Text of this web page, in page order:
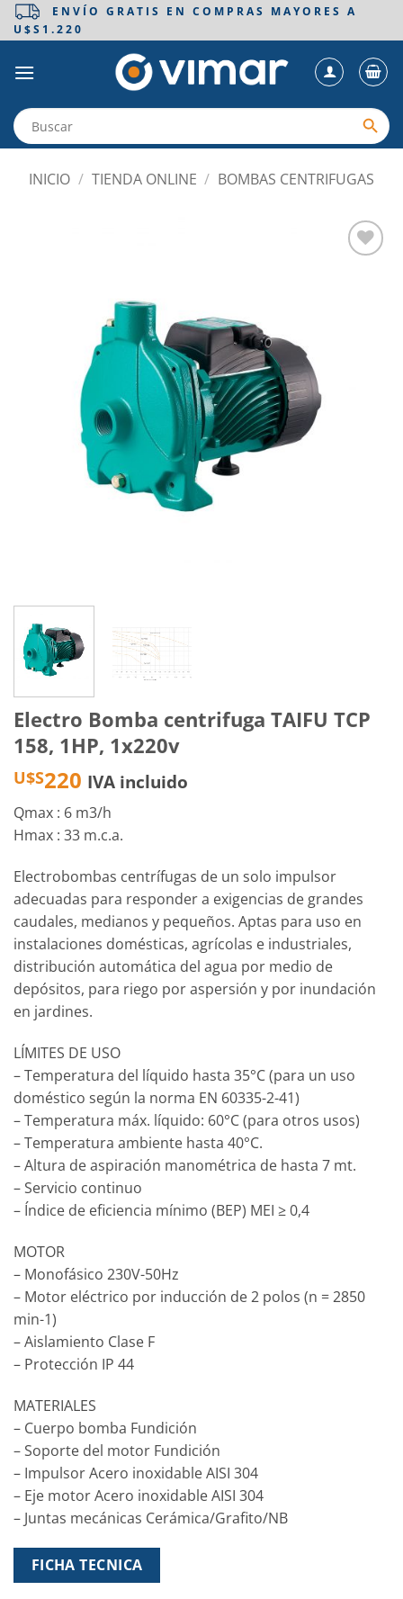
Saltar
ENVÍO GRATIS EN COMPRAS MAYORES A
U$S1.220
INICIO / TIENDA ONLINE / BOMBAS CENTRIFUGAS
Electro Bomba centrifuga TAIFU TCP
158, 1HP, 1x220v
U$S220 IVA incluido
Qmax : 6 m3/h
Hmax : 33 m.c.a.
Electrobombas centrífugas de un solo impulsor
adecuadas para responder a exigencias de grandes
caudales, medianos y pequeños. Aptas para uso en
instalaciones domésticas, agrícolas e industriales,
distribución automática del agua por medio de
depósitos, para riego por aspersión y por inundación
en jardines.
LÍMITES DE USO
– Temperatura del líquido hasta 35°C (para un uso
doméstico según la norma EN 60335-2-41)
– Temperatura máx. líquido: 60°C (para otros usos)
– Temperatura ambiente hasta 40°C.
– Altura de aspiración manométrica de hasta 7 mt.
– Servicio continuo
– Índice de eficiencia mínimo (BEP) MEI ≥ 0,4
MOTOR
– Monofásico 230V-50Hz
– Motor eléctrico por inducción de 2 polos (n = 2850
min-1)
– Aislamiento Clase F
– Protección IP 44
MATERIALES
– Cuerpo bomba Fundición
– Soporte del motor Fundición
– Impulsor Acero inoxidable AISI 304
– Eje motor Acero inoxidable AISI 304
– Juntas mecánicas Cerámica/Grafito/NB
FICHA TECNICA